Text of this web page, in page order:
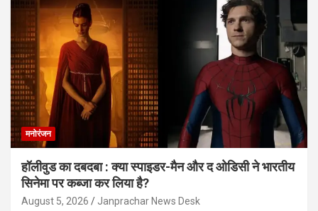
मनोरंजन
हॉलीवुड का दबदबा : क्या स्पाइडर-मैन और द ओडिसी ने भारतीय
सिनेमा पर कब्जा कर लिया है?
August 5, 2026 Janprachar News Desk